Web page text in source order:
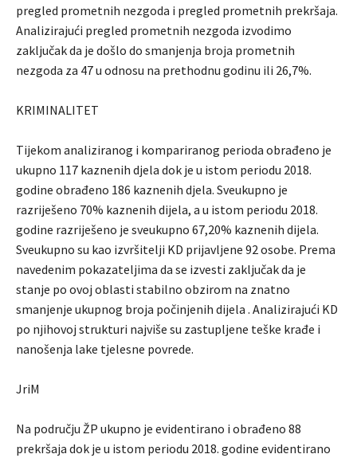
pregled prometnih nezgoda i pregled prometnih prekršaja.
Analizirajući pregled prometnih nezgoda izvodimo
zaključak da je došlo do smanjenja broja prometnih
nezgoda za 47 u odnosu na prethodnu godinu ili 26,7%.
KRIMINALITET
Tijekom analiziranog i kompariranog perioda obrađeno je
ukupno 117 kaznenih djela dok je u istom periodu 2018.
godine obrađeno 186 kaznenih djela. Sveukupno je
razriješeno 70% kaznenih dijela, a u istom periodu 2018.
godine razriješeno je sveukupno 67,20% kaznenih dijela.
Sveukupno su kao izvršitelji KD prijavljene 92 osobe. Prema
navedenim pokazateljima da se izvesti zaključak da je
stanje po ovoj oblasti stabilno obzirom na znatno
smanjenje ukupnog broja počinjenih dijela . Analizirajući KD
po njihovoj strukturi najviše su zastupljene teške krađe i
nanošenja lake tjelesne povrede.
JriM
Na području ŽP ukupno je evidentirano i obrađeno 88
prekršaja dok je u istom periodu 2018. godine evidentirano